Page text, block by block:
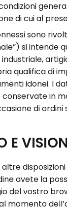
di cui al
sono
si
qualifica di
idonei. I
conservate
di ordini
avete la
del vostro
momento